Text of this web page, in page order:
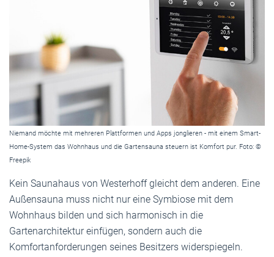
Niemand möchte mit mehreren Plattformen und Apps jonglieren - mit einem Smart-
Home-System das Wohnhaus und die Gartensauna steuern ist Komfort pur. Foto: ©
Freepik
Kein Saunahaus von Westerhoff gleicht dem anderen. Eine
Außensauna muss nicht nur eine Symbiose mit dem
Wohnhaus bilden und sich harmonisch in die
Gartenarchitektur einfügen, sondern auch die
Komfortanforderungen seines Besitzers widerspiegeln.